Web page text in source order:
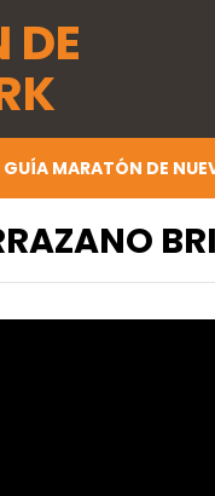
GUÍA MARATÓN DE